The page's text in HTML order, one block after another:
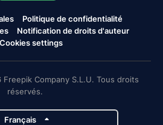
Politique de confidentialité
Notification de droits d'auteur
Cookies settings
Company S.L.U. Tous droits
réservés.
Français